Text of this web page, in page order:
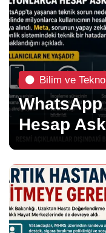
Bilim ve
Hesap